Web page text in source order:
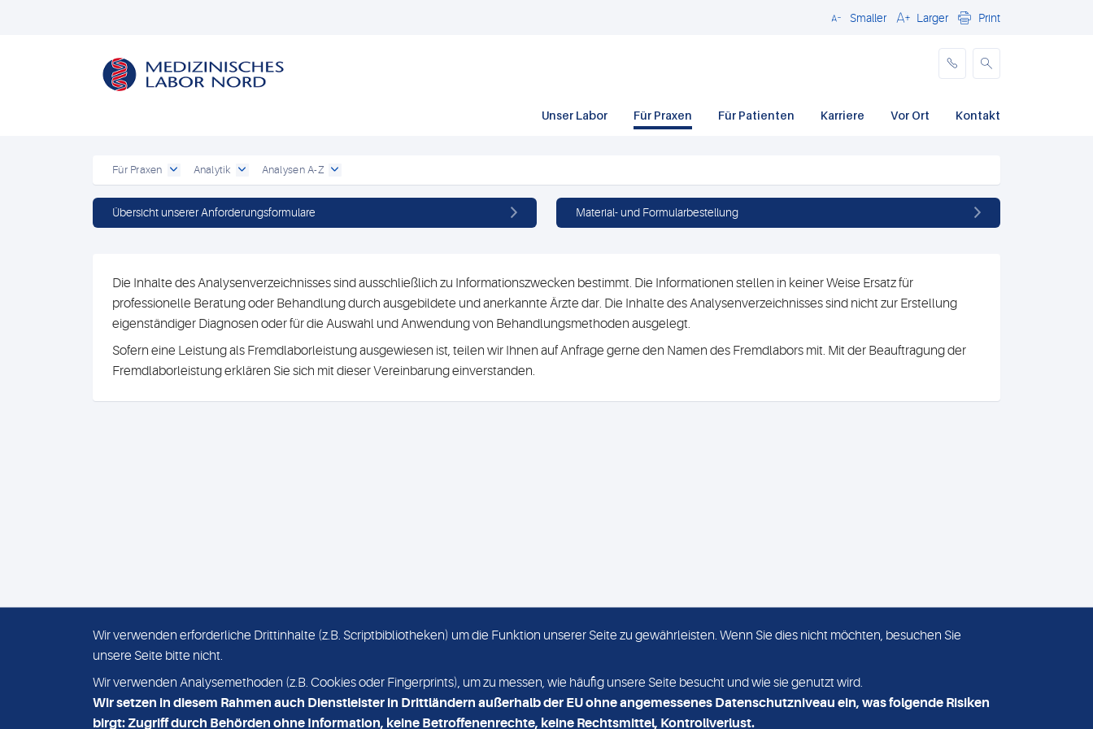
SchließenSmaller Larger Print
Unser Labor Für Praxen Für Patienten Karriere Vor Ort Kontakt
Für Praxen Analytik Analysen A-Z
Übersicht unserer Anforderungsformulare Material- und Formularbestellung
Die Inhalte des Analysenverzeichnisses sind ausschließlich zu Informationszwecken bestimmt. Die Informationen stellen in keiner Weise Ersatz für
professionelle Beratung oder Behandlung durch ausgebildete und anerkannte Ärzte dar. Die Inhalte des Analysenverzeichnisses sind nicht zur Erstellung
eigenständiger Diagnosen oder für die Auswahl und Anwendung von Behandlungsmethoden ausgelegt.
Sofern eine Leistung als Fremdlaborleistung ausgewiesen ist, teilen wir Ihnen auf Anfrage gerne den Namen des Fremdlabors mit. Mit der Beauftragung der
Fremdlaborleistung erklären Sie sich mit dieser Vereinbarung einverstanden.
IMPRESSUM
MVZ Medizinisches Labor
Nord MLN GmbH
Wir verwenden erforderliche Drittinhalte (z.B. Scriptbibliotheken) um die Funktion unserer Seite zu gewährleisten. Wenn Sie dies nicht möchten, besuchen Sie
unsere Seite bitte nicht.
Wir verwenden Analysemethoden (z.B. Cookies oder Fingerprints), um zu messen, wie häufig unsere Seite besucht und wie sie genutzt wird.
Wir setzen in diesem Rahmen auch Dienstleister in Drittländern außerhalb der EU ohne angemessenes Datenschutzniveau ein, was folgende Risiken
birgt: Zugriff durch Behörden ohne Information, keine Betroffenenrechte, keine Rechtsmittel, Kontrollverlust.